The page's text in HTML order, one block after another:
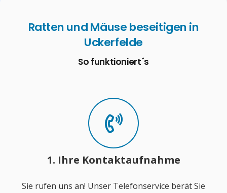
Ratten und Mäuse beseitigen in
Uckerfelde
So funktioniert´s
1. Ihre Kontaktaufnahme
Sie rufen uns an! Unser Telefonservice berät Sie